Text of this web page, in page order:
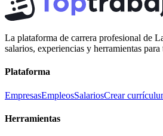
La plataforma de carrera profesional de
salarios, experiencias y herramientas
Plataforma
EmpresasEmpleosSalariosCrear
Herramientas